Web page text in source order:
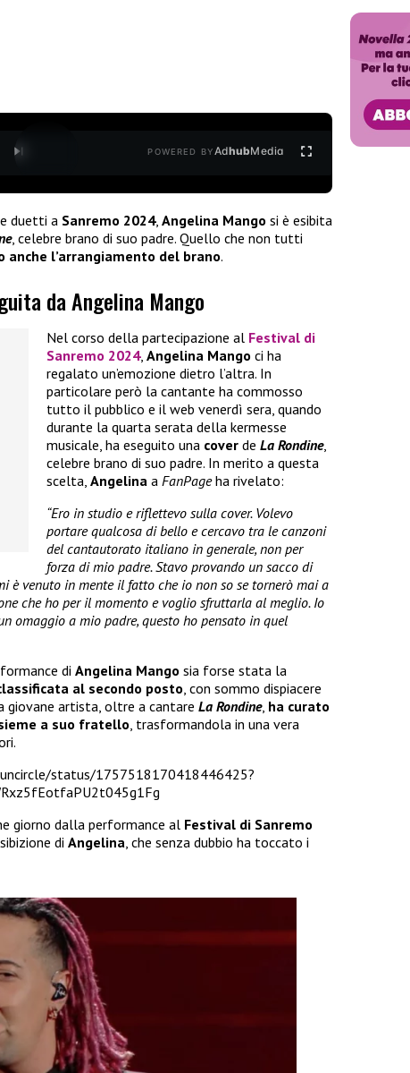
POWERED BYAdhubMedia
duetti a Sanremo 2024, Angelina Mango si è esibita
, celebre brano di suo padre. Quello che non tutti
l’arrangiamento del brano.
da Angelina Mango
Nel corso della partecipazione al Festival di
Sanremo 2024, Angelina Mango ci ha
regalato un’emozione dietro l’altra. In
particolare però la cantante ha commosso
tutto il pubblico e il web venerdì sera, quando
durante la quarta serata della kermesse
musicale, ha eseguito una cover de La Rondine,
celebre brano di suo padre. In merito a questa
scelta, Angelina a FanPageha rivelato:
“Ero in studio e riflettevo sulla cover. Volevo
portare qualcosa di bello e cercavo tra le canzoni
del cantautorato italiano in generale, non per
forza di mio padre. Stavo provando un sacco di
è venuto in mente il fatto che io non so se tornerò mai a
che ho per il momento e voglio sfruttarla al meglio. Io
omaggio a mio padre, questo ho pensato in quel
di Angelina Mango sia forse stata la
al secondo posto, con sommo dispiacere
giovane artista, oltre a cantare La Rondine, ha curato
a suo fratello, trasformandola in una vera
status/1757518170418446425?
giorno dalla performance al Festival di Sanremo
di Angelina, che senza dubbio ha toccato i